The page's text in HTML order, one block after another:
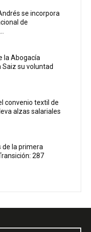
se incorpora
de
la Abogacía
Saiz su voluntad
convenio textil de
alzas salariales
de la primera
287